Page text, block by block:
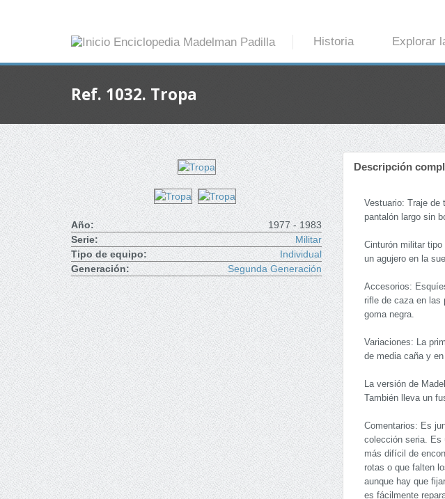
Historia Explorar
Ref. 1032. Tropa
Año:
1977 - 1983
Serie:
Militar
Tipo de equipo:
Individual
Generación:
Segunda Generación
Descripción
Vestuario: Traje de
pantalón largo sin
Cinturón militar
un agujero en la
Accesorios:
rifle de caza en las
goma negra.
Variaciones: La
de media caña y
La versión de
También lleva un
Comentarios: Es
colección seria. Es
más difícil de
rotas o que falten
aunque hay que
es fácilmente